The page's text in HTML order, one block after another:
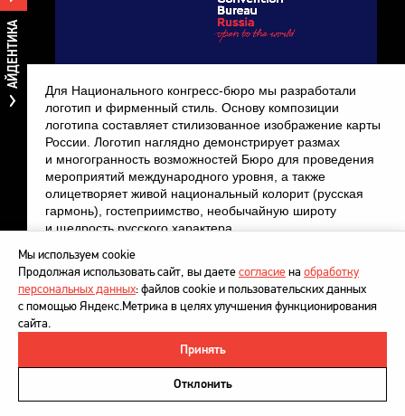
АЙДЕНТИКА
Для Национального конгресс-бюро мы разработали
логотип и фирменный стиль . Основу композиции
логотипа составляет стилизованное изображение карты
России. Логотип наглядно демонстрирует размах
и многогранность возможностей Бюро для проведения
мероприятий международного уровня, а также
олицетворяет живой национальный колорит (русская
гармонь), гостеприимство, необычайную широту
и щедрость русского характера.
Политика в отношении обработки персональных данных
Напишите нам
Мы используем cookie
Продолжая использовать сайт, вы даетесогласиена обработку
персональных данных: файлов cookie и пользовательских данных
с помощью Яндекс.Метрика в целях улучшения функционирования
сайта.
Принять
Отклонить